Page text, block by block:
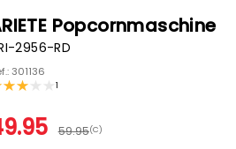
Popcornmaschine
2956-RD
301136
1
59.95(C)